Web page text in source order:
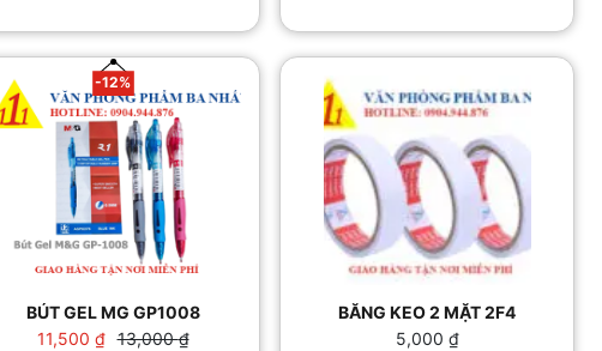
-12%
BÚT GEL MG GP1008
13,000₫
Giá
11,500 ₫ Giá
BĂNG KEO 2 MẶT 2F4
5,000 ₫